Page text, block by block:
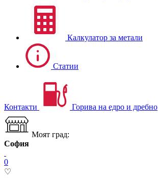
Калкулатор за метали
Статии
Контакти Горива на едро и дребно
Моят град:
София
0
♡